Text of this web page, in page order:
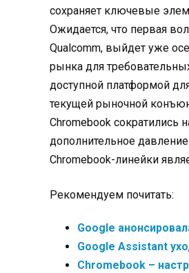
сохраняет ключевые
Ожидается, что первая
Qualcomm, выйдет уже
рынка для
доступной платформой
текущей рыночной
Chromebook
дополнительное
Chromebook-линейки
Рекомендуем почитать:
Google
Google Assistant
Chromebook –